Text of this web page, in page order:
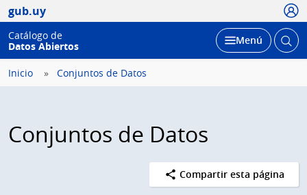
gub.uy
Catálogo de
Datos Abiertos
Desplegar
Menú Abrir
Inicio Conjuntos de Datos
Conjuntos de Datos
Compartir esta página